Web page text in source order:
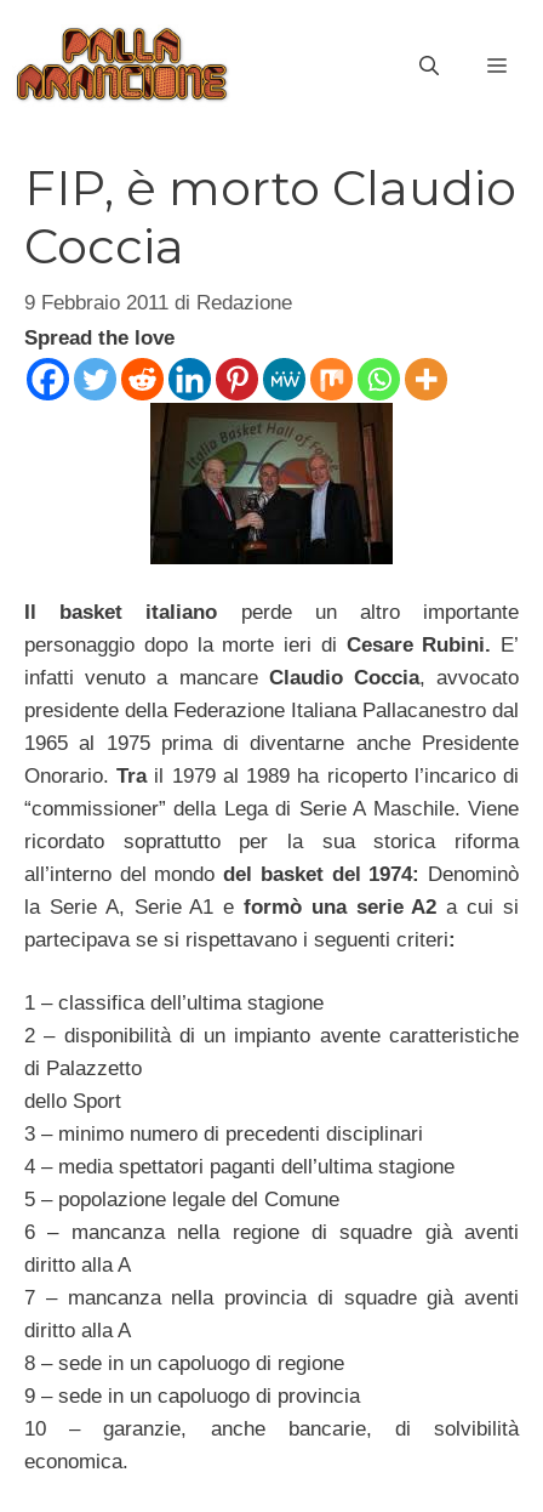
contenuto
FIP, è morto Claudio
Coccia
9 Febbraio 2011 di Redazione
Spread the love
Il basket italiano perde un altro importante
personaggio dopo la morte ieri di Cesare Rubini. E’
infatti venuto a mancare Claudio Coccia, avvocato
presidente della Federazione Italiana Pallacanestro dal
1965 al 1975 prima di diventarne anche Presidente
Onorario.Tra il 1979 al 1989 ha ricoperto l’incarico di
“commissioner” della Lega di Serie A Maschile. Viene
ricordato soprattutto per la sua storica riforma
all’interno del mondodel basket del 1974: Denominò
la Serie A, Serie A1 e formò una serie A2a cui si
partecipava se si rispettavano i seguenti criteri:
1 – classifica dell’ultima stagione
2 – disponibilità di un impianto avente caratteristiche
di Palazzetto
dello Sport
3 – minimo numero di precedenti disciplinari
4 – media spettatori paganti dell’ultima stagione
5 – popolazione legale del Comune
6 – mancanza nella regione di squadre già aventi
diritto alla A
7 – mancanza nella provincia di squadre già aventi
diritto alla A
8 – sede in un capoluogo di regione
9 – sede in un capoluogo di provincia
10 – garanzie, anche bancarie, di solvibilità
economica.